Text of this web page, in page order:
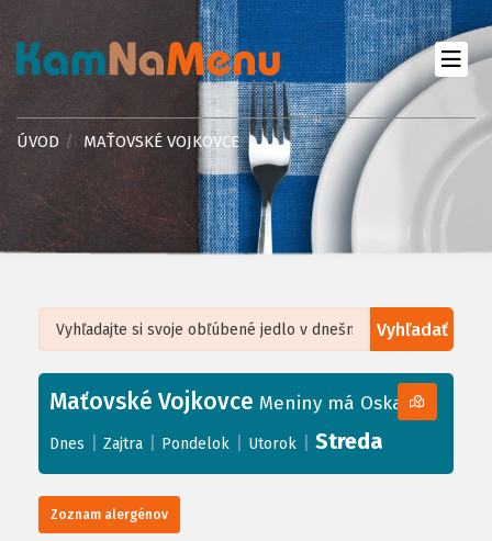
ÚVOD MAŤOVSKÉ VOJKOVCE
Vyhľadať
+
−
Leaflet| ©OpenStreetMap, Tiles courtesy ofHumanitarian OpenStreetMap
Maťovské Vojkovce Meniny má Oskar
Dnes Zajtra Pondelok Utorok Streda
Zoznam alergénov